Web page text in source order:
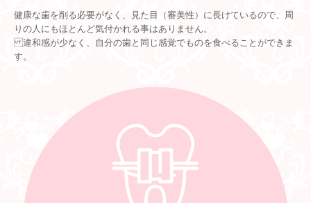
健康な歯を削る必要がなく、見た目（審美性）に長けているので、周
りの人にもほとんど気付かれる事はありません。
違和感が少なく、自分の歯と同じ感覚でものを食べることができま
す。